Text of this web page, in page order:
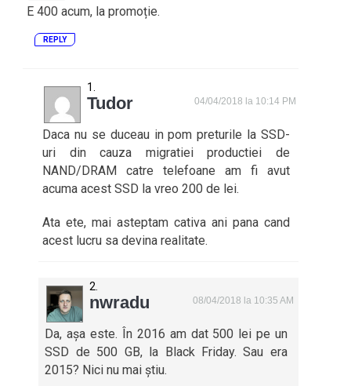
E 400 acum, la promoție.
REPLY
Tudor 04/04/2018 la 10:14 PM
Daca nu se duceau in pom preturile la SSD-
uri din cauza migratiei productiei de
NAND/DRAM catre telefoane am fi avut
acuma acest SSD la vreo 200 de lei.
Ata ete, mai asteptam cativa ani pana cand
acest lucru sa devina realitate.
nwradu 08/04/2018 la 10:35 AM
Da, așa este. În 2016 am dat 500 lei pe un
SSD de 500 GB, la Black Friday. Sau era
2015? Nici nu mai știu.